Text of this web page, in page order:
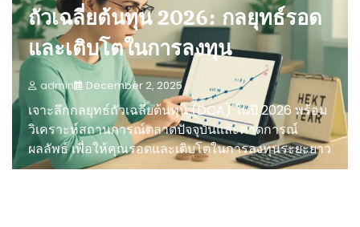
ถัวเฉลี่ยต้นทุน 2026: กลยุทธ์รอด
และเติบโตในการลงทุน
admin December 2, 2025
เจาะลึกกลยุทธ์ถัวเฉลี่ยต้นทุน (DCA) ในปี 2026 พร้อม
วิเคราะห์สถานการณ์ตลาดปัจจุบันและคาดการณ์
ผลลัพธ์ เพื่อให้คุณรอดและเติบโตในการลงทุนระยะยาว